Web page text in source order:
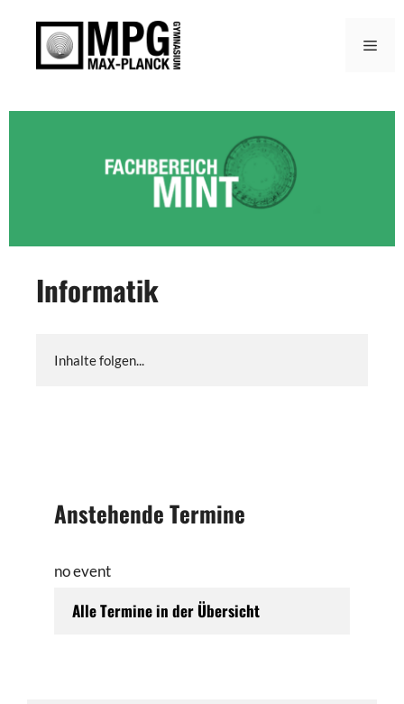
springen
Informatik
Inhalte folgen...
Anstehende Termine
no event
Alle Termine in der Übersicht